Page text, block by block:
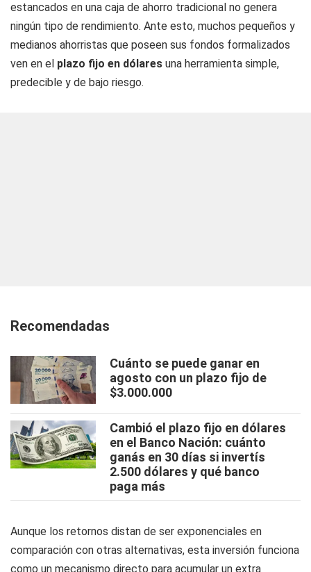
estancados en una caja de ahorro tradicional no genera
ningún tipo de rendimiento. Ante esto, muchos pequeños y
medianos ahorristas que poseen sus fondos formalizados
ven en el plazo fijo en dólares una herramienta simple,
predecible y de bajo riesgo.
Recomendadas
Cuánto se puede ganar en
agosto con un plazo fijo de
$3.000.000
Cambió el plazo fijo en dólares
en el Banco Nación: cuánto
ganás en 30 días si invertís
2.500 dólares y qué banco
paga más
Aunque los retornos distan de ser exponenciales en
comparación con otras alternativas, esta inversión funciona
como un mecanismo directo para acumular un extra